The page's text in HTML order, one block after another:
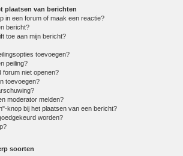
plaatsen van berichten
in een forum of maak een reactie?
bericht?
toe aan mijn bericht?
toevoegen?
peiling?
forum niet openen?
toevoegen?
moderator melden?
knop bij het plaatsen van een bericht?
worden?
soorten